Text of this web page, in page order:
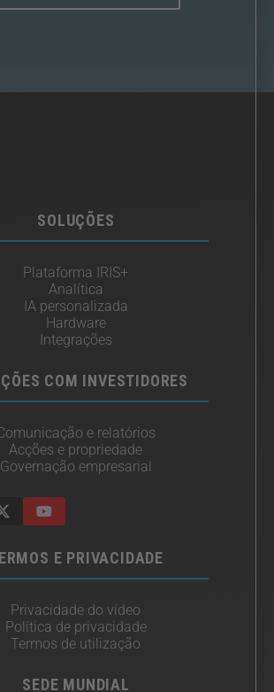
SOLUÇÕES
Plataforma IRIS+
Analítica
IA personalizada
Hardware
Integrações
COM INVESTIDORES
e relatórios
Acções e propriedade
Governação empresarial
E PRIVACIDADE
Privacidade do vídeo
Política de privacidade
Termos de utilização
SEDE MUNDIAL